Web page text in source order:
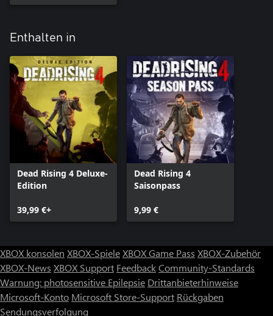
Enthalten in
Dead Rising 4 Deluxe-
Edition
39,99 €+
Dead Rising 4
Saisonpass
9,99 €
XBOX konsolen XBOX-SpieleXBOX Game Pass XBOX-Zubehör
XBOX-News XBOX Support FeedbackCommunity-Standards
Warnung: photosensitive Epilepsie Drittanbieterhinweise
Microsoft-Konto Microsoft Store-Support Rückgaben
Sendungsverfolgung